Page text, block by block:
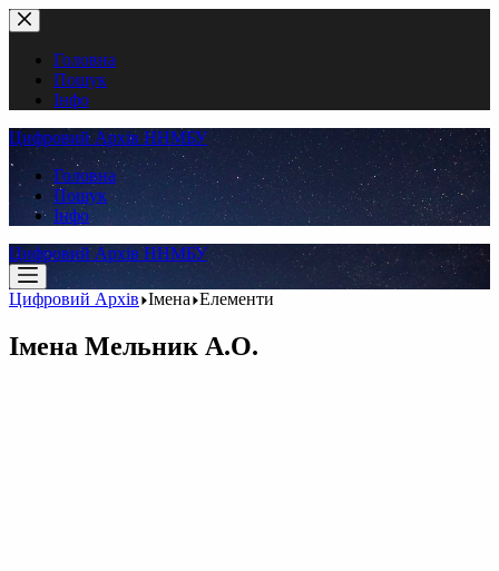
Перейти
до
вмістуГоловна
Пошук
Інфо
Цифровий Архів ННМБУ
Головна
Пошук
Інфо
Цифровий Архів ННМБУ
Цифровий Архів Імена Елементи
Імена Мельник А.О.